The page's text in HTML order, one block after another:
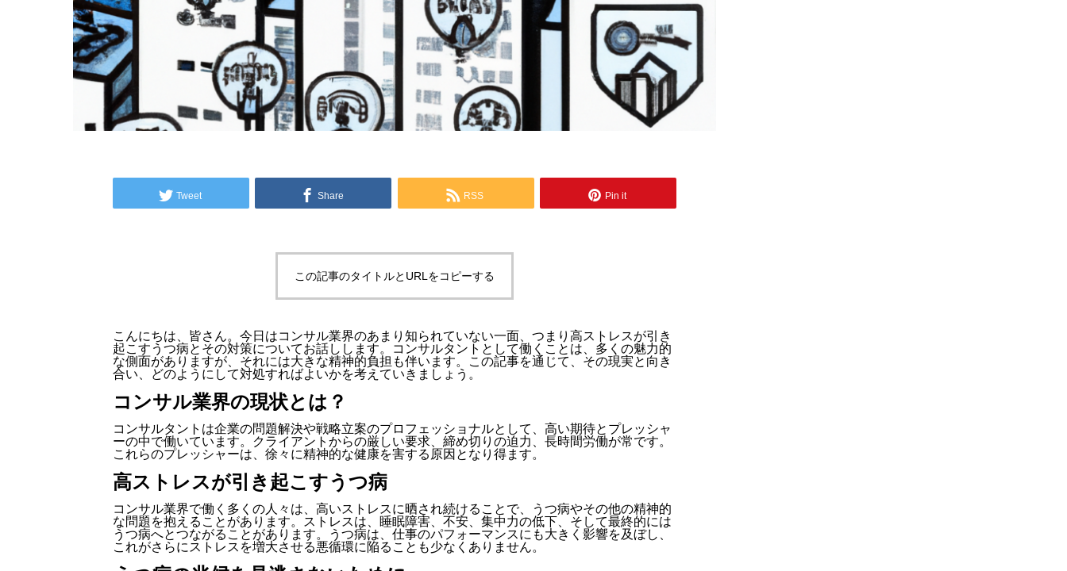
Tweet Share RSS Pin it
この記事のタイトルとURLをコピーする
こんにちは、皆さん。今日はコンサル業界のあまり知られていない一面、つまり高ストレスが引き
起こすうつ病とその対策についてお話しします。コンサルタントとして働くことは、多くの魅力的
な側面がありますが、それには大きな精神的負担も伴います。この記事を通じて、その現実と向き
合い、どのようにして対処すればよいかを考えていきましょう。
コンサル業界の現状とは？
コンサルタントは企業の問題解決や戦略立案のプロフェッショナルとして、高い期待とプレッシャ
ーの中で働いています。クライアントからの厳しい要求、締め切りの迫力、長時間労働が常です。
これらのプレッシャーは、徐々に精神的な健康を害する原因となり得ます。
高ストレスが引き起こすうつ病
コンサル業界で働く多くの人々は、高いストレスに晒され続けることで、うつ病やその他の精神的
な問題を抱えることがあります。ストレスは、睡眠障害、不安、集中力の低下、そして最終的には
うつ病へとつながることがあります。うつ病は、仕事のパフォーマンスにも大きく影響を及ぼし、
これがさらにストレスを増大させる悪循環に陥ることも少なくありません。